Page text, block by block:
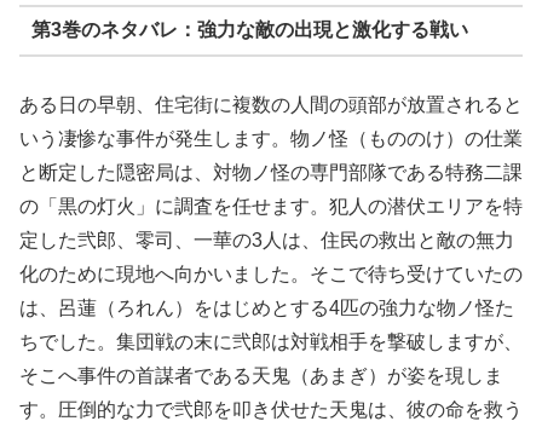
第3巻のネタバレ：強力な敵の出現と激化する戦い
ある日の早朝、住宅街に複数の人間の頭部が放置されると
いう凄惨な事件が発生します。物ノ怪（もののけ）の仕業
と断定した隠密局は、対物ノ怪の専門部隊である特務二課
の「黒の灯火」に調査を任せます。犯人の潜伏エリアを特
定した弐郎、零司、一華の3人は、住民の救出と敵の無力
化のために現地へ向かいました。そこで待ち受けていたの
は、呂蓮（ろれん）をはじめとする4匹の強力な物ノ怪た
ちでした。集団戦の末に弐郎は対戦相手を撃破しますが、
そこへ事件の首謀者である天鬼（あまぎ）が姿を現しま
す。圧倒的な力で弐郎を叩き伏せた天鬼は、彼の命を救う